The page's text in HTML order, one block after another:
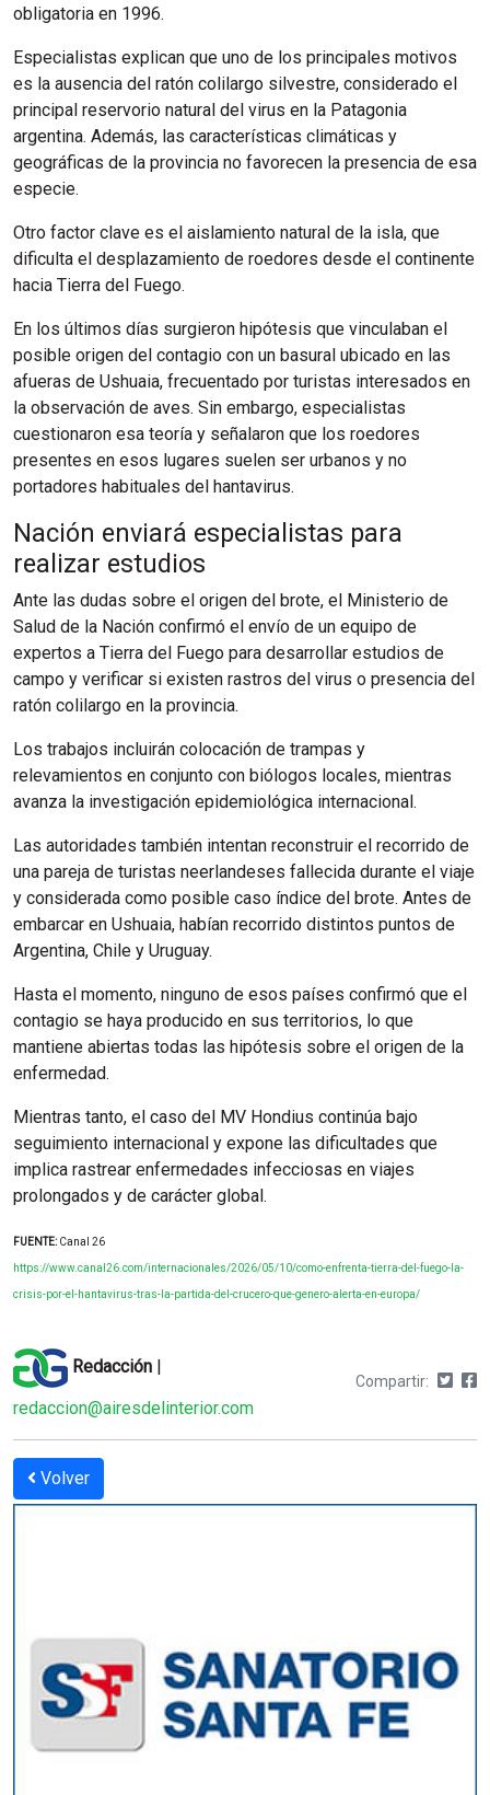
obligatoria en 1996.
Especialistas explican que uno de los principales motivos
es la ausencia del ratón colilargo silvestre, considerado el
principal reservorio natural del virus en la Patagonia
argentina. Además, las características climáticas y
geográficas de la provincia no favorecen la presencia de esa
especie.
Otro factor clave es el aislamiento natural de la isla, que
dificulta el desplazamiento de roedores desde el continente
hacia Tierra del Fuego.
En los últimos días surgieron hipótesis que vinculaban el
posible origen del contagio con un basural ubicado en las
afueras de Ushuaia, frecuentado por turistas interesados en
la observación de aves. Sin embargo, especialistas
cuestionaron esa teoría y señalaron que los roedores
presentes en esos lugares suelen ser urbanos y no
portadores habituales del hantavirus.
Nación enviará especialistas para
realizar estudios
Ante las dudas sobre el origen del brote, el Ministerio de
Salud de la Nación confirmó el envío de un equipo de
expertos a Tierra del Fuego para desarrollar estudios de
campo y verificar si existen rastros del virus o presencia del
ratón colilargo en la provincia.
Los trabajos incluirán colocación de trampas y
relevamientos en conjunto con biólogos locales, mientras
avanza la investigación epidemiológica internacional.
Las autoridades también intentan reconstruir el recorrido de
una pareja de turistas neerlandeses fallecida durante el viaje
y considerada como posible caso índice del brote. Antes de
embarcar en Ushuaia, habían recorrido distintos puntos de
Argentina, Chile y Uruguay.
Hasta el momento, ninguno de esos países confirmó que el
contagio se haya producido en sus territorios, lo que
mantiene abiertas todas las hipótesis sobre el origen de la
enfermedad.
Mientras tanto, el caso del MV Hondius continúa bajo
seguimiento internacional y expone las dificultades que
implica rastrear enfermedades infecciosas en viajes
prolongados y de carácter global.
FUENTE: Canal 26
https://www.canal26.com/internacionales/2026/05/10/como-enfrenta-tierra-del-fuego-la-
crisis-por-el-hantavirus-tras-la-partida-del-crucero-que-genero-alerta-en-europa/
Redacción
redaccion@airesdelinterior.com
Compartir:
Volver